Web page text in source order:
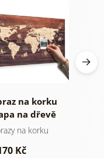
na korku
na dřevě
na korku
Kč